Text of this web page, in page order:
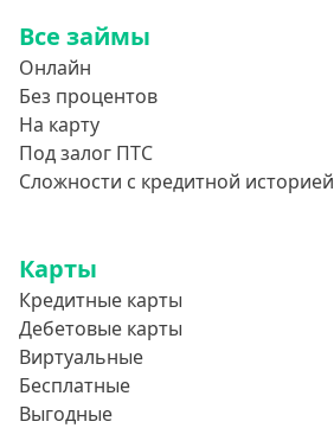
650000 руб
700000 руб
750000 руб
800000 руб
850000 руб
Целевые
Ремонт
Строительство дома
Все займы
Онлайн
Без процентов
На карту
Под залог ПТС
Сложности с кредитной историей
Карты
Кредитные карты
Дебетовые карты
Виртуальные
Бесплатные
Выгодные